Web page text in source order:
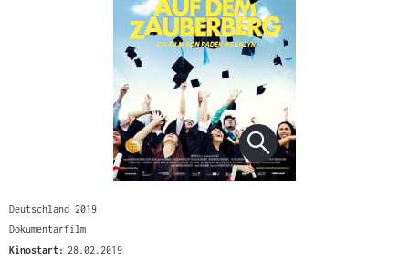
Deutschland 2019
Dokumentarfilm
Kinostart: 28.02.2019